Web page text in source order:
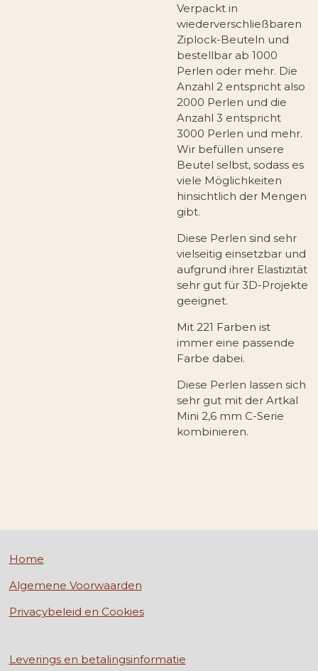
Verpackt in
wiederverschließbaren
Ziplock-Beuteln und
bestellbar ab 1000
Perlen oder mehr. Die
Anzahl 2 entspricht also
2000 Perlen und die
Anzahl 3 entspricht
3000 Perlen und mehr.
Wir befüllen unsere
Beutel selbst, sodass es
viele Möglichkeiten
hinsichtlich der Mengen
gibt.
Diese Perlen sind sehr
vielseitig einsetzbar und
aufgrund ihrer Elastizität
sehr gut für 3D-Projekte
geeignet.
Mit 221 Farben ist
immer eine passende
Farbe dabei.
Diese Perlen lassen sich
sehr gut mit der Artkal
Mini 2,6 mm C-Serie
kombinieren.
Home
Algemene Voorwaarden
Privacybeleid en Cookies
Leverings en betalingsinformatie